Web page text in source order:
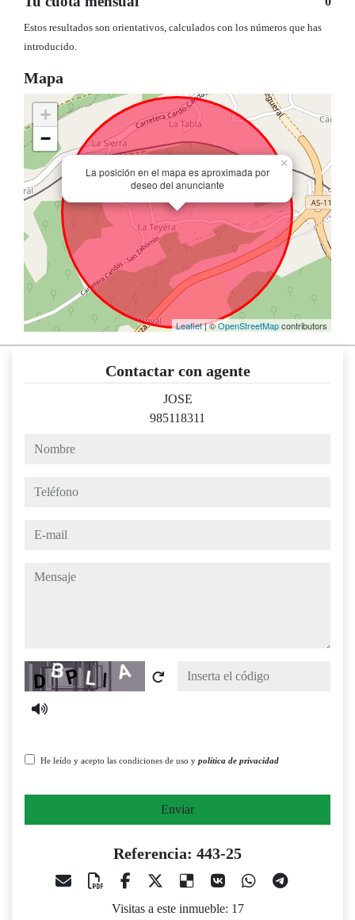
Estos resultados son orientativos, calculados con los números que has
introducido.
Mapa
La posición en el mapa es aproximada por
deseo del anunciante
×
+
−
Leaflet| ©OpenStreetMapcontributors
Contactar con agente
JOSE
985118311
nombre
teléfono
e-mail
mensaje
Captcha
He leído y acepto las condiciones de uso y política de privacidad
Enviar
Referencia: 443-25
Visitas a este inmueble: 17